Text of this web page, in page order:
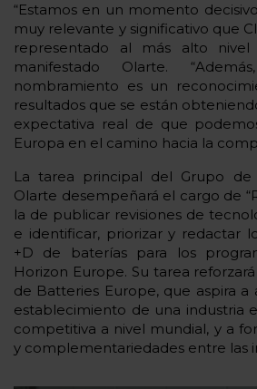
“Estamos en un momento
muy relevante y significativo que
representado al más alto
manifestado Olarte.
nombramiento es un
resultados que se están
expectativa real de que
Europa en el camino hacia la
La tarea principal del Grupo
Olarte desempeñará el cargo de
la de publicar revisiones de
e identificar, priorizar y redactar
+D de baterías para los
Horizon Europe. Su tarea
de Batteries Europe, que aspira a
establecimiento de una industria
competitiva a nivel mundial, y a
y complementariedades entre las